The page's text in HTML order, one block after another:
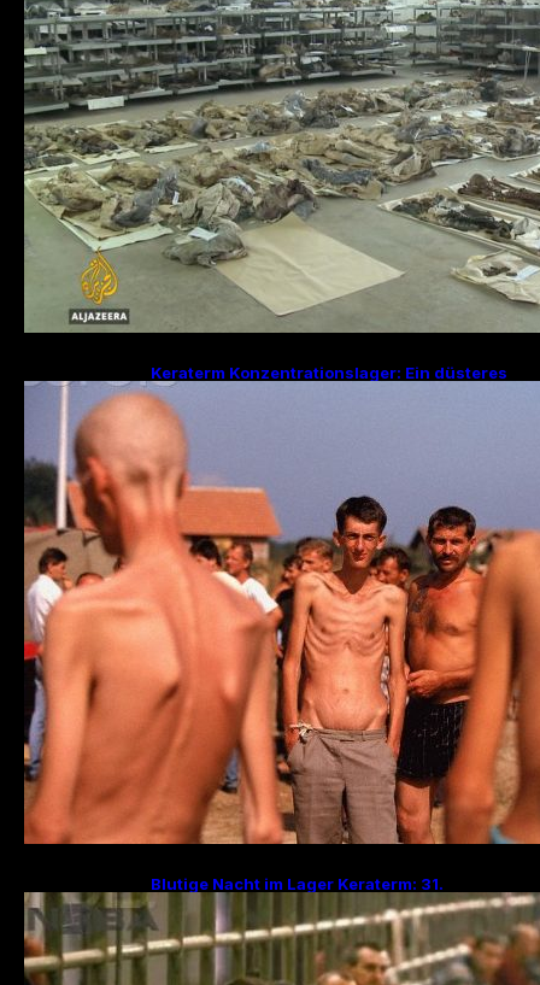
Keraterm Konzentrationslager: Ein düsteres
Kapitel des Bosnienkrieges und serbische
Kriegsverbrechen
Blutige Nacht im Lager Keraterm: 31.
Jahrestag des Massakers mit 200
Hinrichtungen!